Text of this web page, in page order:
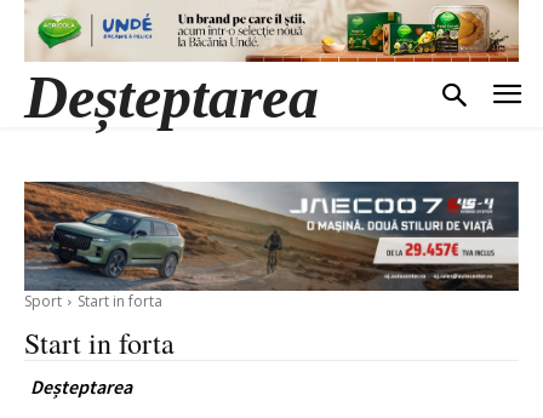
Deșteptarea
Sport Start in forta
Start in forta
Deșteptarea